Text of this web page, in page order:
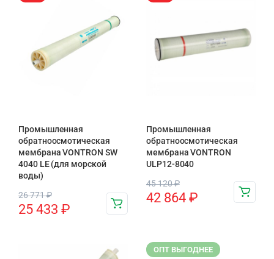
Промышленная
обратноосмотическая
мембрана VONTRON SW
4040 LE (для морской
воды)
26 771₽
25 433 ₽
Промышленная
обратноосмотическая
мембрана VONTRON
ULP12-8040
45 120₽
42 864 ₽
ОПТ ВЫГОДНЕЕ